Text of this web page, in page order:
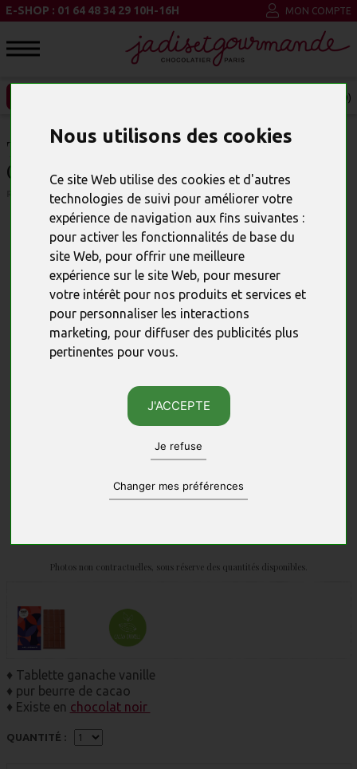
Nous utilisons des cookies
Ce site Web utilise des cookies et d'autres
technologies de suivi pour améliorer votre
expérience de navigation aux fins suivantes :
pour activer les fonctionnalités de base du
site Web, pour offrir une meilleure
expérience sur le site Web, pour mesurer
votre intérêt pour nos produits et services et
pour personnaliser les interactions
marketing, pour diffuser des publicités plus
pertinentes pour vous.
J'ACCEPTE
Je refuse
Changer mes préférences
E-SHOP : 01 64 48 34 29 10H-16H MON COMPTE
MON PANIER (0)
TABLETTE GANACHE VANILLE,
CHOCOLAT LAIT
RÉFÉRENCE : 24205
Photos non contractuelles, sous réserve des quantités disponibles.
♦ Tablette ganache vanille
♦ pur beurre de cacao
♦ Existe en chocolat noir
QUANTITÉ :